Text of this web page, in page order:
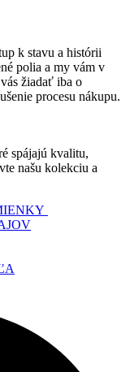
k stavu a histórii
polia a my vám v
žiadať iba o
procesu nákupu.
spájajú kvalitu,
našu kolekciu a